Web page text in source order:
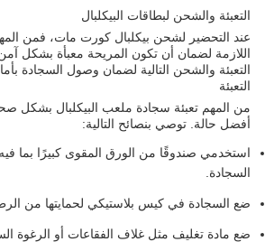
التعبئة والشحن لبطاقات البيكلبال
عند التحضير لشحن بيكلبال كورت مات، فمن
اللازمة لضمان أن تكون المريحة معبأة بشكل
التعبئة والشحن التالية لضمان وصول السجادة
التعبئة
من المهم تعبئة سجادة ملعب البيكلبال بشكل
أفضل حالة. توصي بنصائح التالية:
استخدمي صندوقًا من الورق المقوى كبيرًا بما فيه
السجادة.
ضع السجادة في كيس بلاستيكي لحمايتها من
ضع مادة تغليف مثل غلاف الفقاعات أو الرغوة